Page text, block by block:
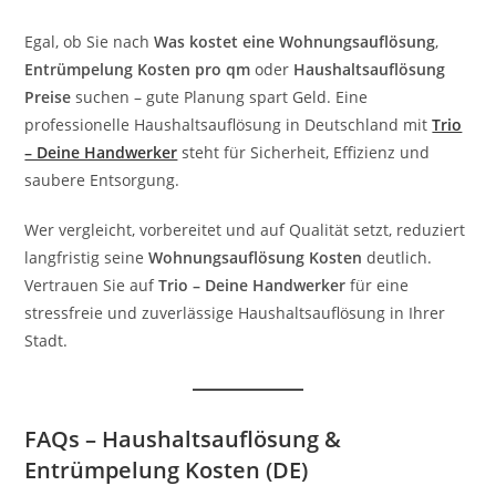
Egal, ob Sie nachWas kostet eine Wohnungsauflösung,
Entrümpelung Kosten pro qm oder Haushaltsauflösung
Preise suchen – gute Planung spart Geld. Eine
professionelle Haushaltsauflösung in Deutschland mitTrio
– Deine Handwerker steht für Sicherheit, Effizienz und
saubere Entsorgung.
Wer vergleicht, vorbereitet und auf Qualität setzt, reduziert
langfristig seineWohnungsauflösung Kosten deutlich.
Vertrauen Sie aufTrio – Deine Handwerker für eine
stressfreie und zuverlässige Haushaltsauflösung in Ihrer
Stadt.
FAQs – Haushaltsauflösung &
Entrümpelung Kosten (DE)